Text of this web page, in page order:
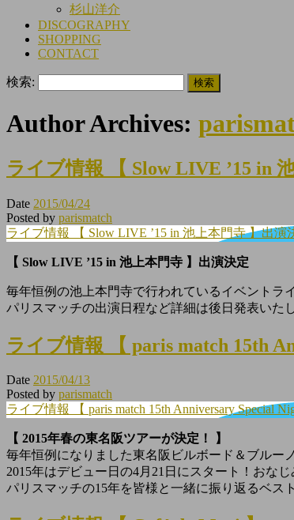
杉山洋介
DISCOGRAPHY
SHOPPING
CONTACT
検索:
Author Archives:
ライブ情報 【 Slow LIVE ’15 in
Date 2015/04/24
Posted by parismatch
ライブ情報 【 Slow LIVE ’15 in 池上本門寺 】出演
【 Slow LIVE ’15 in 池上本門寺 】出演決定
毎年恒例の池上本門寺で行われているイベントラ
パリスマッチの出演日程など詳細は後日発表いた
ライブ情報 【 paris match 15th
Date 2015/04/13
Posted by parismatch
ライブ情報 【 paris match 15th Anniversary Special
【 2015年春の東名阪ツアーが決定！ 】
毎年恒例になりました東名阪ビルボード＆ブルー
2015年はデビュー日の4月21日にスタート！おな
パリスマッチの15年を皆様と一緒に振り返るベス